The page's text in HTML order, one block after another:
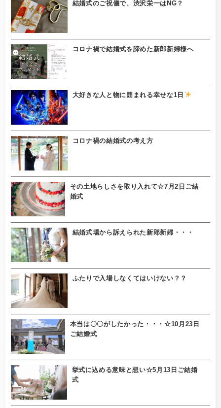
結婚式のご祝儀で、渋沢栄一はNG？
コロナ禍で結婚式を諦めた新郎新婦様へ
大好きな人と物に囲まれる幸せな1日
コロナ禍の結婚式の考え方
その土地らしさを取り入れて☆7月2日ご結
婚式
結婚式場から訴えられた新郎新婦・・・
ふたりで入場しなくてはいけない？？
本当は〇〇がしたかった・・・☆10月23日
ご結婚式
挙式に込める意味と想い☆5月13日ご結婚
式